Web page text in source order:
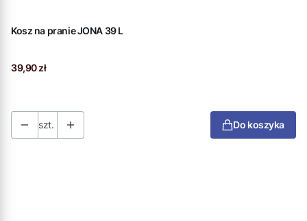
Kosz na pranie JONA 39 L
Cena
39,90 zł
szt. Do koszyka